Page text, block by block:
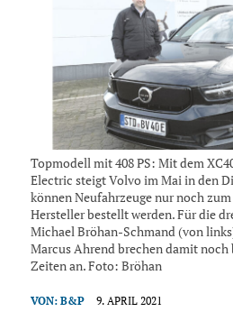
Topmodell mit 408 PS: Mit dem
Electric steigt Volvo im Mai in den
können Neufahrzeuge nur noch
Hersteller bestellt werden. Für die
Michael Bröhan-Schmand (von
Marcus Ahrend brechen damit
Zeiten an. Foto: Bröhan
VON: B&P 9. APRIL 2021